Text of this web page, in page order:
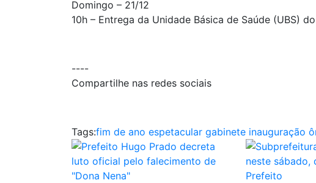
Domingo – 21/12
10h – Entrega da Unidade Básica de Saúde (UBS)
----
Compartilhe nas redes sociais
Tags:fim de ano espetacular gabinete inauguração
Prefeito